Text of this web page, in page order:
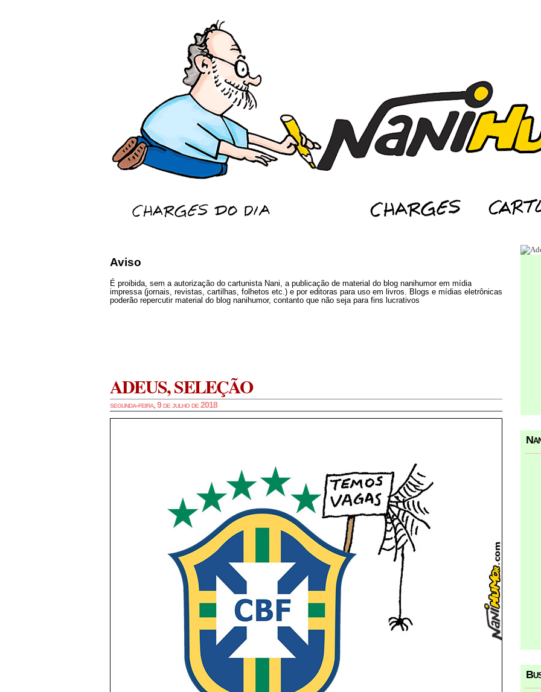
Aviso
É proibida, sem a autorização do cartunista Nani, a publicação de material do blog nanihumor em mídia
impressa (jornais, revistas, cartilhas, folhetos etc.) e por editoras para uso em livros. Blogs e mídias eletrônicas
poderão repercutir material do blog nanihumor, contanto que não seja para fins lucrativos
ADEUS, SELEÇÃO
segunda-feira, 9 de julho de 2018